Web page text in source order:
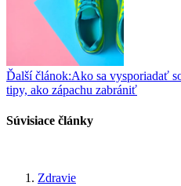
Ďalší článok:Ako sa vysporiadať
tipy, ako zápachu zabrániť
Súvisiace články
Zdravie